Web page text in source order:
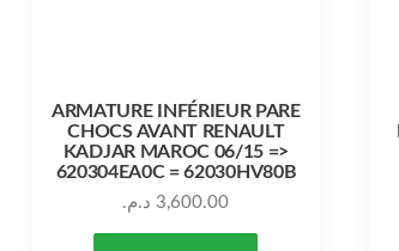
ARMATURE INFÉRIEUR PARE
CHOCS AVANT RENAULT
KADJAR MAROC 06/15 =>
620304EA0C = 62030HV80B
3,600.00 د.م.